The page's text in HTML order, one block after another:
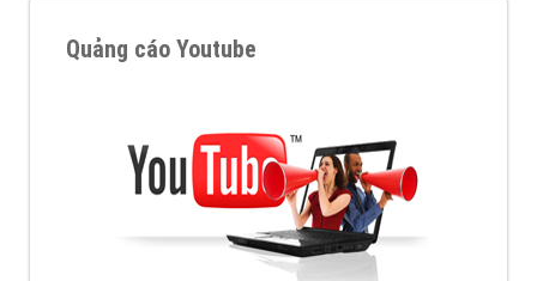
Quảng cáo Youtube